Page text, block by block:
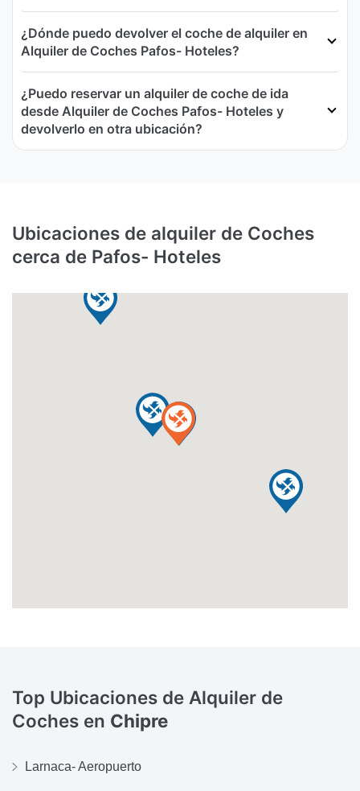
¿Dónde puedo devolver el coche de alquiler en
Alquiler de Coches Pafos- Hoteles?
¿Puedo reservar un alquiler de coche de ida
desde Alquiler de Coches Pafos- Hoteles y
devolverlo en otra ubicación?
Ubicaciones de alquiler de Coches
cerca de Pafos- Hoteles
Top Ubicaciones de Alquiler de
Coches en Chipre
Larnaca- Aeropuerto